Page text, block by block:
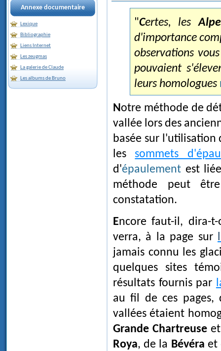
Annexe documentaire
Lexique
Bibliographie
Liens Internet
Les zeugmas
La galerie de Claude
Les albums de Bruno
" Certes, les
d'importance
observations
pouvaient
leurs homologues
Notre méthode de détermination de l'altitude atteinte par les glaciers de
vallée lors des
basée sur l'utilisation
les sommets
d'épaulement est
méthode peut
constatation.
Encore faut-il, dira-t-on, qu'un glacier ait existé dans cette vallée. On
verra, à la page sur
jamais connu les
quelques sites
résultats fournis par
au fil de ces pages,
vallées étaient
Grande Chartreuse
Roya, de la Bévéra et